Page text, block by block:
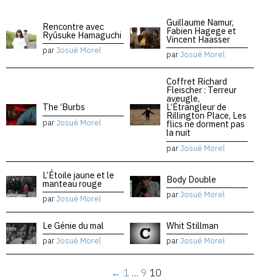
Rencontre avec
Ryūsuke Hamaguchi
parJosué Morel
Guillaume Namur,
Fabien Hagege et
Vincent Haasser
parJosué Morel
The ‘Burbs
parJosué Morel
Coffret Richard
Fleischer : Terreur
aveugle,
L’Étrangleur de
Rillington Place, Les
flics ne dorment pas
la nuit
parJosué Morel
L’Étoile jaune et le
manteau rouge
parJosué Morel
Body Double
parJosué Morel
Le Génie du mal
parJosué Morel
Whit Stillman
parJosué Morel
← 1 … 9 10